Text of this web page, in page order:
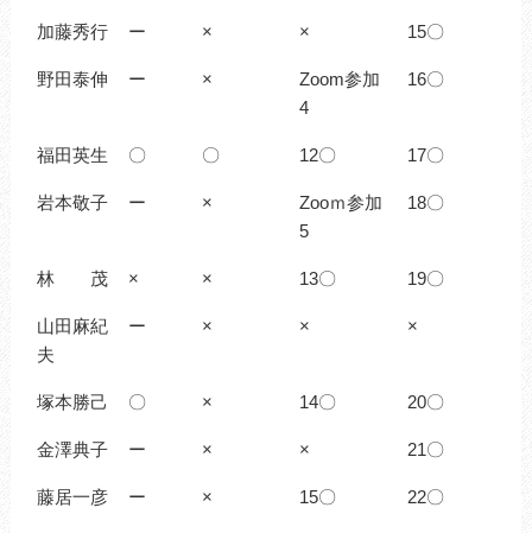
加藤秀行 ー × × 15〇
野田泰伸 ー ×
Zoom参加
4
16〇
福田英生 〇 〇 12〇 17〇
岩本敬子 ー ×
Zooｍ参加
5
18〇
林 茂 × × 13〇 19〇
山田麻紀
夫
ー × × ×
塚本勝己 〇 × 14〇 20〇
金澤典子 ー × × 21〇
藤居一彦 ー × 15〇 22〇